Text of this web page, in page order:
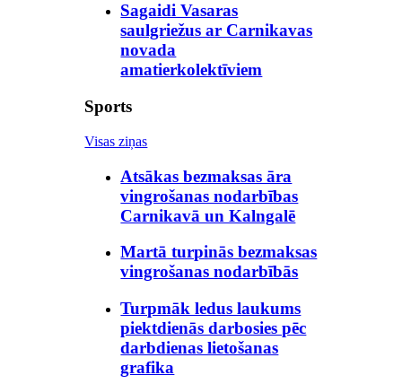
Sagaidi Vasaras
saulgriežus ar Carnikavas
novada
amatierkolektīviem
Sports
Visas ziņas
Atsākas bezmaksas āra
vingrošanas nodarbības
Carnikavā un Kalngalē
Martā turpinās bezmaksas
vingrošanas nodarbībās
Turpmāk ledus laukums
piektdienās darbosies pēc
darbdienas lietošanas
grafika